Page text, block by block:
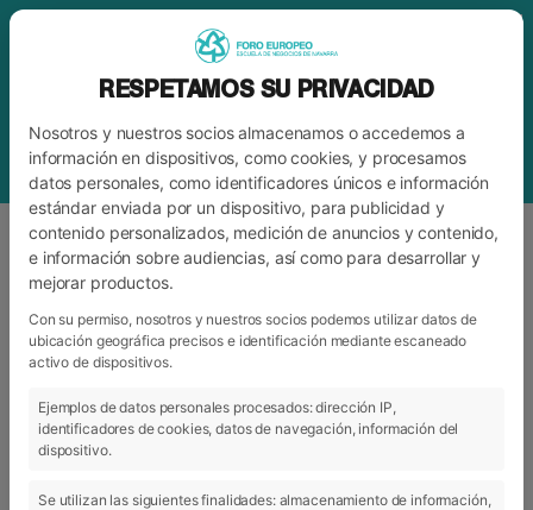
ETIQUETAFORMACIÓN
RESPETAMOS SU PRIVACIDAD
Nosotros y nuestros socios almacenamos o accedemos a
información en dispositivos, como cookies, y procesamos
datos personales, como identificadores únicos e información
estándar enviada por un dispositivo, para publicidad y
contenido personalizados, medición de anuncios y contenido,
e información sobre audiencias, así como para desarrollar y
mejorar productos.
Con su permiso, nosotros y nuestros socios podemos utilizar datos de
ubicación geográfica precisos e identificación mediante escaneado
activo de dispositivos.
Ejemplos de datos personales procesados: dirección IP,
identificadores de cookies, datos de navegación, información del
dispositivo.
Se utilizan las siguientes finalidades: almacenamiento de información,